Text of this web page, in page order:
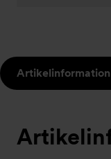
Artikelinformation